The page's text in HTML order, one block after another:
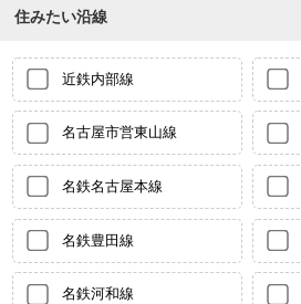
住みたい沿線
近鉄内部線
名古屋市営東山線
名鉄名古屋本線
名鉄豊田線
名鉄河和線